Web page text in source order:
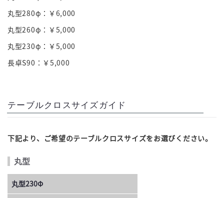
丸型280φ：￥6,000
丸型260φ：￥5,000
丸型230φ：￥5,000
長卓S90：￥5,000
テーブルクロスサイズガイド
下記より、ご希望のテーブルクロスサイズをお選びください。
丸型
丸型230Φ